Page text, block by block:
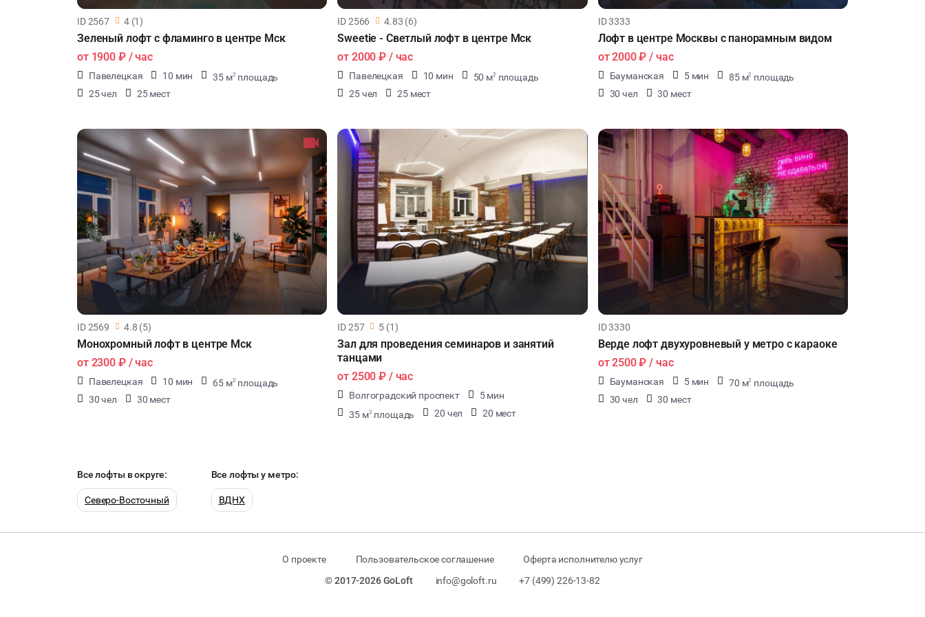
ID 2567 4 (1)
Зеленый лофт с фламинго в центре Мск
от 1900 ₽/ час
Павелецкая 10 мин 35 м2 площадь
25 чел
25 мест
ID 2566 4.83 (6)
Sweetie - Светлый лофт в центре Мск
от 2000 ₽ / час
Павелецкая 10 мин 50 м2 площадь
25 чел
25 мест
ID 3333
Лофт в центре Москвы с панорамным видом
от2000 ₽ / час
Бауманская 5 мин 85 м2 площадь
30 чел
30 мест
ID 2569 4.8 (5)
Монохромный лофт в центре Мск
от 2300 ₽/ час
Павелецкая 10 мин 65 м2 площадь
30 чел
30 мест
ID 257 5 (1)
Зал для проведения семинаров и занятий
танцами
от 2500 ₽ / час
Волгоградский проспект
5 мин
35 м2 площадь 20 чел 20 мест
ID 3330
Верде лофт двухуровневый у метро с караоке
от2500 ₽ / час
Бауманская 5 мин 70 м2 площадь
30 чел
30 мест
Все лофты в округе:
Северо-Восточный
Все лофты у метро:
ВДНХ
О проекте Пользовательское соглашение
Оферта исполнителю услуг
© 2017-2026 GoLoft
info@goloft.ru +7 (499) 226-13-82